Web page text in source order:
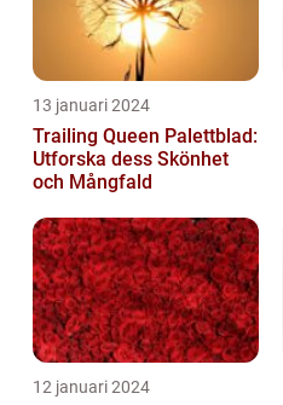
13 januari 2024
Trailing Queen Palettblad:
Utforska dess Skönhet
och Mångfald
12 januari 2024